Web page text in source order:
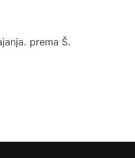
prema Š.